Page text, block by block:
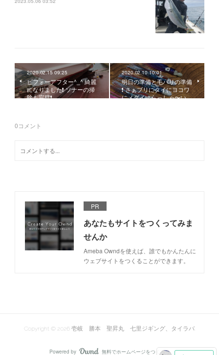
2020.02.15 09:25
ビフォーアフター^_^ 綺麗
になりました❗️ ソナーの掃
除も完璧❗️
2020.02.10 10:01
明日の準備と毛バリの準備
❗️ さぁブリにタイにヨコワ
にメダイいらっしゃ〜い…
0コメント
PR
あなたもサイトをつくってみま
せんか
Ameba Owndを使えば、誰でもかんたんに
ウェブサイトをつくることができます。
Copyright © 2026 壱岐 勝本 聖昇丸 七里ジギング、タイラバ.
Powered by 無料でホームページをつくろう